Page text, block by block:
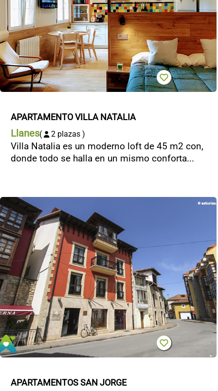
APARTAMENTO VILLA NATALIA
Llanes( 2 plazas )
Villa Natalia es un moderno loft de 45 m2 con,
donde todo se halla en un mismo conforta...
APARTAMENTOS SAN JORGE